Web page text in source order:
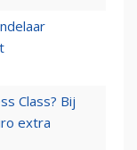
Class? Bij
extra